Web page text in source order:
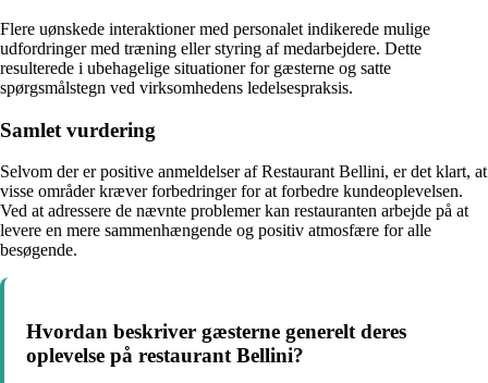
Flere uønskede interaktioner med personalet indikerede mulige
udfordringer med træning eller styring af medarbejdere. Dette
resulterede i ubehagelige situationer for gæsterne og satte
spørgsmålstegn ved virksomhedens ledelsespraksis.
Samlet vurdering
Selvom der er positive anmeldelser af Restaurant Bellini, er det klart, at
visse områder kræver forbedringer for at forbedre kundeoplevelsen.
Ved at adressere de nævnte problemer kan restauranten arbejde på at
levere en mere sammenhængende og positiv atmosfære for alle
besøgende.
Hvordan beskriver gæsterne generelt deres
oplevelse på restaurant Bellini?